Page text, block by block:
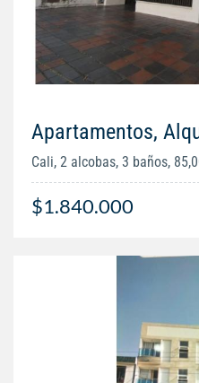
Apartamentos,
Cali, 2 alcobas, 3 baños,
$1.840.000